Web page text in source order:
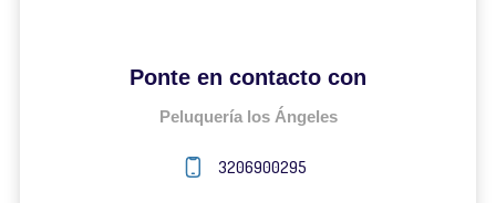
Ponte en contacto con
Peluquería los Ángeles
3206900295